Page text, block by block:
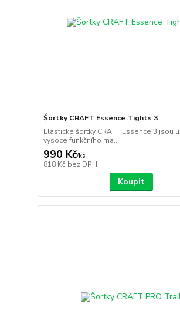
Šortky CRAFT Essence Tights 3
Elastické šortky CRAFT Essence 3 jsou
vysoce funkčního ma...
990 Kč/ks
818 Kč bez DPH
Koupit